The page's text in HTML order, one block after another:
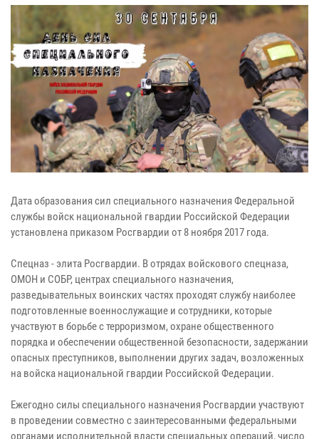
Дата образования сил специального назначения Федеральной
службы войск национальной гвардии Российской Федерации
установлена приказом Росгвардии от 8 ноября 2017 года.
Спецназ - элита Росгвардии. В отрядах войскового спецназа,
ОМОН и СОБР, центрах специального назначения,
разведывательных воинских частях проходят службу наиболее
подготовленные военнослужащие и сотрудники, которые
участвуют в борьбе с терроризмом, охране общественного
порядка и обеспечении общественной безопасности, задержании
опасных преступников, выполнении других задач, возложенных
на войска национальной гвардии Российской Федерации.
Ежегодно силы специального назначения Росгвардии участвуют
в проведении совместно с заинтересованными федеральными
органами исполнительной власти специальных операций, число